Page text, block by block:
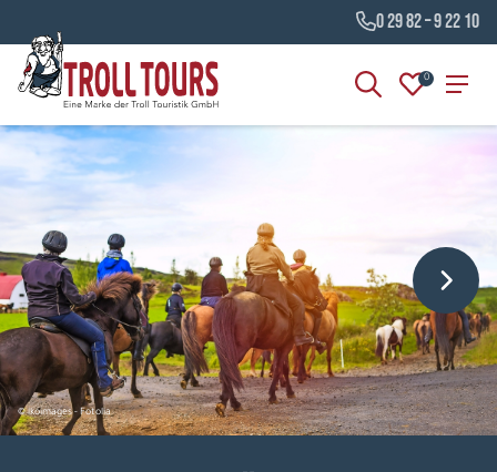
0 29 82 – 9 22 10
0
© lkoimages - Fotolia